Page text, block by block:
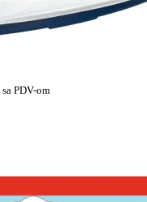
sa PDV-om